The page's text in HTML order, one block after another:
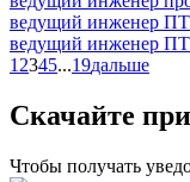
ведущий инженер
ведущий инженер
1 2345...19дальше
Скачайте
Чтобы получать